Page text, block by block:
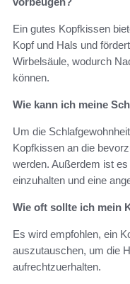
Ein gutes Kopfkissen
Kopf und Hals und
Wirbelsäule, wodurch
können.
Wie kann ich meine
Um die
Kopfkissen an die
werden. Außerdem ist
einzuhalten und eine
Wie oft sollte ich mein
Es wird empfohlen, ein
auszutauschen, um die
aufrechtzuerhalten.